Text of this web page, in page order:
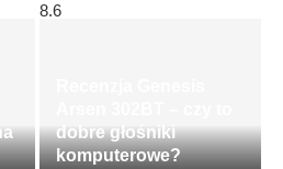
8.6
dobre głośniki
komputerowe?